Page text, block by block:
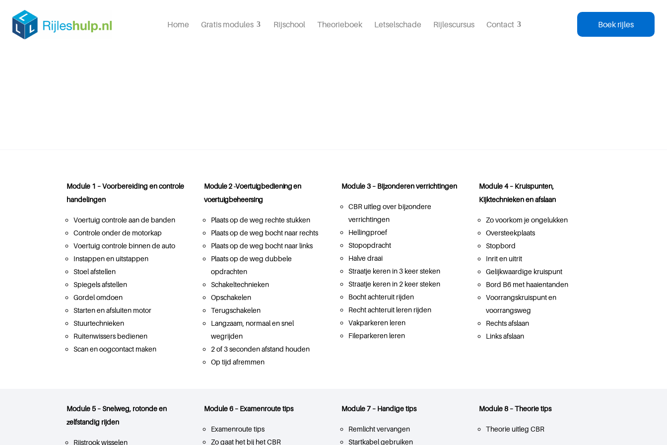
Home Gratis modules Rijschool Theorieboek Letselschade Rijlescursus Contact Boek rijles
Module 1 – Voorbereiding en controle
handelingen
Voertuig controle aan de banden
Controle onder de motorkap
Voertuig controle binnen de auto
Instappen en uitstappen
Stoel afstellen
Spiegels afstellen
Gordel omdoen
Starten en afsluiten motor
Stuurtechnieken
Ruitenwissers bedienen
Scan en oogcontact maken
Module 2 -Voertuigbediening en
voertuigbeheersing
Plaats op de weg rechte stukken
Plaats op de weg bocht naar rechts
Plaats op de weg bocht naar links
Plaats op de weg dubbele
opdrachten
Schakeltechnieken
Opschakelen
Terugschakelen
Langzaam, normaal en snel
wegrijden
2 of 3 seconden afstand houden
Op tijd afremmen
Module 3 – Bijzonderen verrichtingen
CBR uitleg over bijzondere
verrichtingen
Hellingproef
Stopopdracht
Halve draai
Straatje keren in 3 keer steken
Straatje keren in 2 keer steken
Bocht achteruit rijden
Recht achteruit leren rijden
Vakparkeren leren
Fileparkeren leren
Module 4 – Kruispunten,
Kijktechnieken en afslaan
Zo voorkom je ongelukken
Oversteekplaats
Stopbord
Inrit en uitrit
Gelijkwaardige kruispunt
Bord B6 met haaientanden
Voorrangskruispunt en
voorrangsweg
Rechts afslaan
Links afslaan
Module 5 – Snelweg, rotonde en
zelfstandig rijden
Rijstrook wisselen
Module 6 – Examenroute tips
Examenroute tips
Zo gaat het bij het CBR
Module 7 – Handige tips
Remlicht vervangen
Startkabel gebruiken
Module 8 – Theorie tips
Theorie uitleg CBR